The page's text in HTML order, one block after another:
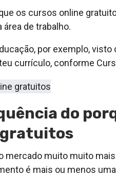
os cursos online
área de trabalho.
por exemplo,
currículo, conforme
do
mercado muito muito
é mais ou menos